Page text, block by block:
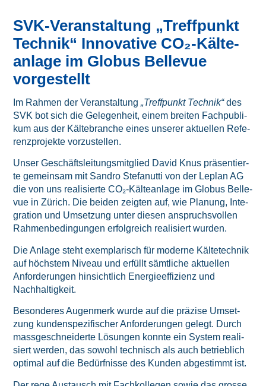
SVK-Ver­an­stal­tung „Treff­punkt
Tech­nik“ Inno­va­ti­ve CO₂-Käl­te­
an­la­ge im Glo­bus Bel­le­vue
vorgestellt
Im Rah­men der Ver­an­stal­tung„Treff­punkt Tech­nik“des
SVK bot sich die Gele­gen­heit, einem brei­ten Fach­pu­bli­
kum aus der Käl­te­bran­che eines unse­rer aktu­el­len Refe­
renz­pro­jek­te vorzustellen.
Unser Geschäfts­lei­tungs­mit­glied David Knus prä­sen­tier­
te gemein­sam mit San­dro Ste­fa­nut­ti von der Leplan AG
die von uns rea­li­sier­te CO₂-Käl­te­an­la­ge im Glo­bus Bel­le­
vue in Zürich. Die bei­den zeig­ten auf, wie Pla­nung, Inte­
gra­ti­on und Umset­zung unter die­sen anspruchs­vol­len
Rah­men­be­din­gun­gen erfolg­reich rea­li­siert wurden.
Die Anla­ge steht exem­pla­risch für moder­ne Käl­te­tech­nik
auf höchs­tem Niveau und erfüllt sämt­li­che aktu­el­len
Anfor­de­run­gen hin­sicht­lich Ener­gie­ef­fi­zi­enz und
Nachhaltigkeit.
Beson­de­res Augen­merk wur­de auf die prä­zi­se Umset­
zung kun­den­spe­zi­fi­scher Anfor­de­run­gen gelegt. Durch
mass­ge­schnei­der­te Lösun­gen konn­te ein Sys­tem rea­li­
siert wer­den, das sowohl tech­nisch als auch betrieb­lich
opti­mal auf die Bedürf­nis­se des Kun­den abge­stimmt ist.